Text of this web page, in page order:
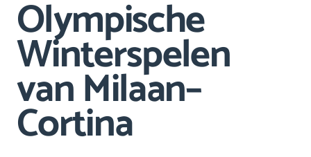
Olympische
Winterspelen
van Milaan–
Cortina